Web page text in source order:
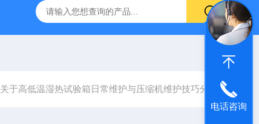
关于高低温湿热试验箱日常维护与压缩机维护技巧分享
电话咨询